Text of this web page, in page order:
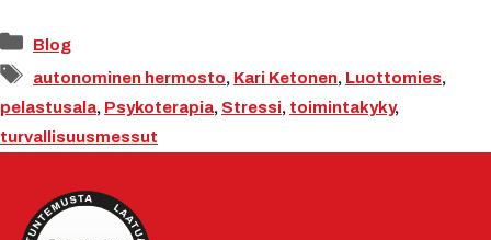
Kategoriat
Blog
Avainsanat
autonominen hermosto, Kari Ketonen, Luottomies,
pelastusala, Psykoterapia, Stressi, toimintakyky,
turvallisuusmessut